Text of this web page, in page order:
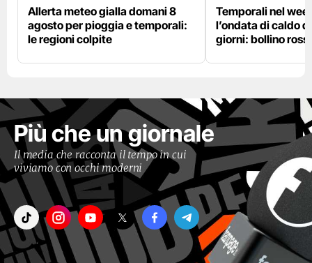
Allerta meteo gialla domani 8
agosto per pioggia e temporali:
le regioni colpite
Temporali nel
l’ondata di caldo
giorni: bollino
Più che un giornale
Il media che racconta il tempo in cui
viviamo con occhi moderni